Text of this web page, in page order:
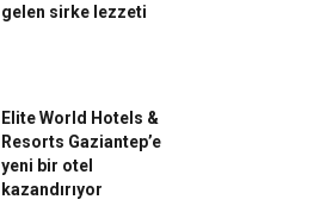
gelen sirke lezzeti
Elite World Hotels &
Resorts Gaziantep’e
yeni bir otel
kazandırıyor